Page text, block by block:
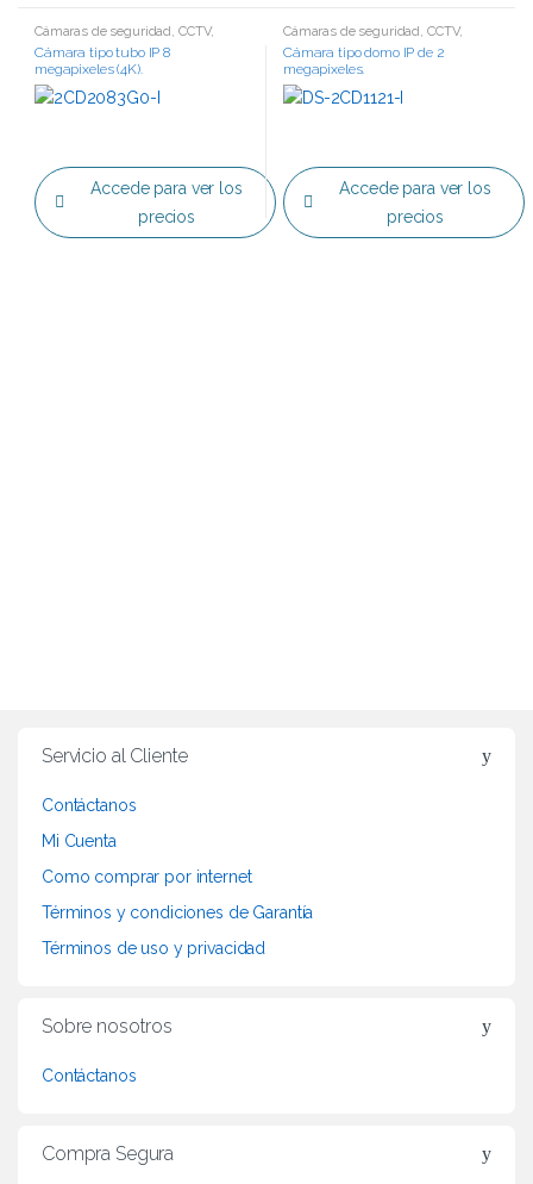
Cámaras de seguridad CCTV,
Cámara tipo tubo IP 8
megapixeles (4K).
Accede para ver los
precios
Cámaras de seguridad CCTV,
Cámara tipo domo IP de 2
megapixeles.
Accede para ver los
precios
Servicio al Cliente
Contáctanos
Mi Cuenta
Como comprar por internet
Términos y condiciones de Garantía
Términos de uso y privacidad
Sobre nosotros
Contáctanos
Compra Segura